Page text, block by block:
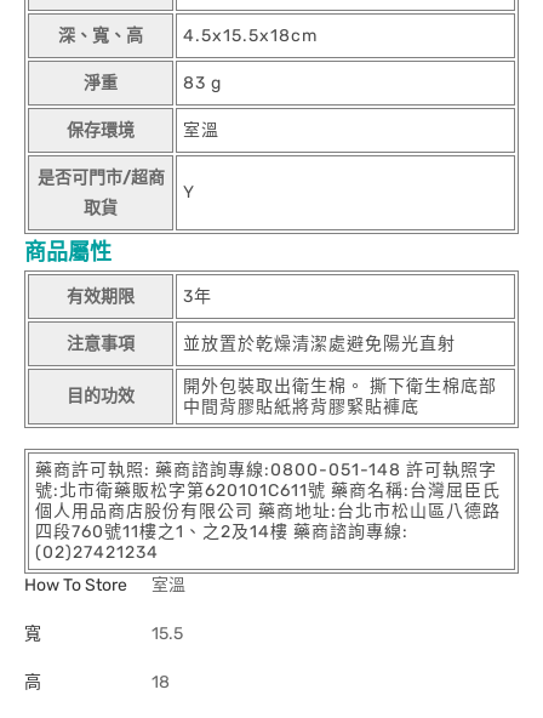
深、寬、高 4.5x15.5x18cm
淨重 83 g
保存環境 室溫
是否可門市/超商
取貨
Y
商品屬性
有效期限 3年
注意事項 並放置於乾燥清潔處避免陽光直射
目的功效
開外包裝取出衛生棉。 撕下衛生棉底部
中間背膠貼紙將背膠緊貼褲底
藥商許可執照: 藥商諮詢專線:0800-051-148 許可執照字
號:北市衛藥販松字第620101C611號 藥商名稱:台灣屈臣氏
個人用品商店股份有限公司 藥商地址:台北市松山區八德路
四段760號11樓之1、之2及14樓 藥商諮詢專線:
(02)27421234
How To Store
室溫
寬 15.5
高 18